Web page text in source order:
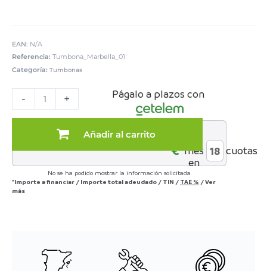
EAN: N/A
Referencia: Tumbona_Marbella_01
Categoría: Tumbonas
-
Marbella
+
Añadir al carrito
Págalo a plazos con
€*mes
en
cuotas
No se ha podido mostrar la información solicitada
*Importe a financiar / Importe total adeudado / TIN / TAE % /Ver
más